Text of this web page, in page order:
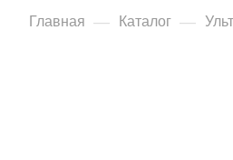
Главная — Каталог —